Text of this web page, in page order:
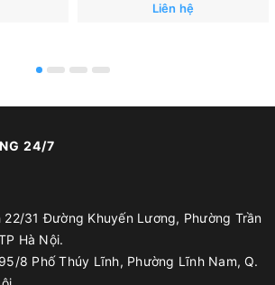
Liên hệ
24/7
22/31 Đường Khuyến Lương, Phường Trần
Hà Nội.
8 Phố Thúy Lĩnh, Phường Lĩnh Nam, Q.